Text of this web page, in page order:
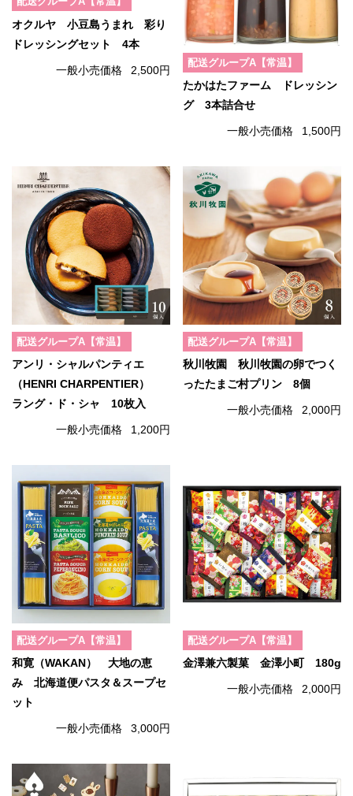
オクルヤ 小豆島うまれ 彩り
ドレッシングセット 4本
一般小売価格 2,500円
配送グループA【常温】
たかはたファーム ドレッシン
グ 3本詰合せ
一般小売価格 1,500円
配送グループA【常温】
アンリ・シャルパンティエ
（HENRI CHARPENTIER）
ラング・ド・シャ 10枚入
一般小売価格 1,200円
配送グループA【常温】
秋川牧園 秋川牧園の卵でつく
ったたまご村プリン 8個
一般小売価格 2,000円
配送グループA【常温】
和寛（WAKAN） 大地の恵
み 北海道便パスタ＆スープセ
ット
一般小売価格 3,000円
配送グループA【常温】
金澤兼六製菓 金澤小町 180g
一般小売価格 2,000円